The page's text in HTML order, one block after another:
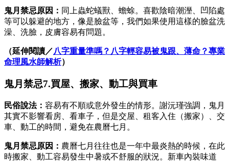
鬼月禁忌原因： 同上蟲蛇蟻獸、蟾蜍。喜歡陰暗潮溼、凹陷處
等可以躲避的地方，像是臉盆等，我們如果使用這樣的臉盆洗
澡、洗臉，皮膚容易有問題。
（延伸閱讀／八字重量準嗎？八字輕容易被鬼跟、薄命？專業
命理風水師解析）
鬼月禁忌7.買屋、搬家、動工與買車
民俗說法： 容易有不順或意外發生的情形。謝沅瑾強調，鬼月
其實不影響看房、看車子，但是交屋、租客入住（搬家）、交
車、動工的時間，避免在農曆七月。
鬼月禁忌原因： 農曆七月往往也是一年中最炎熱的時候，在此
時搬家、動工容易發生中暑或不舒服的狀況。新車內裝味道